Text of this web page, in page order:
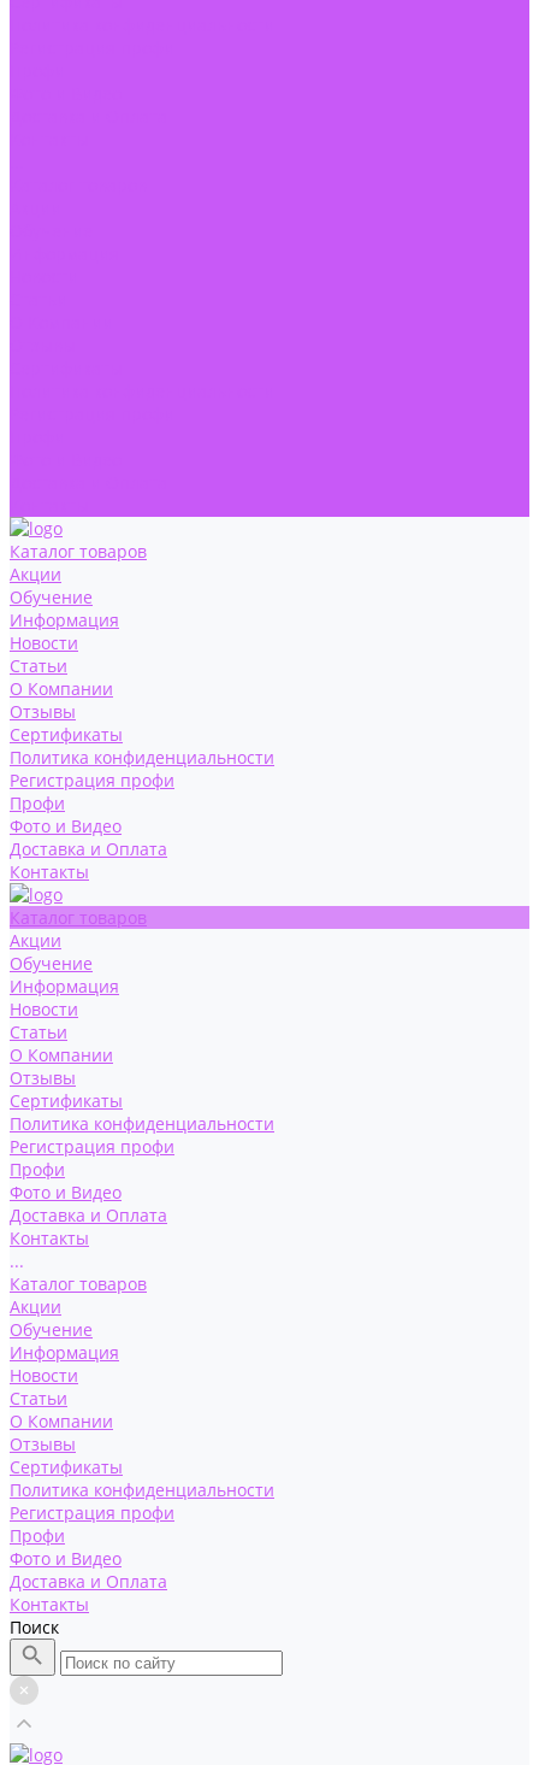
Каталог товаров
Акции
Обучение
Информация
Новости
Статьи
О Компании
Отзывы
Сертификаты
Политика конфиденциальности
Регистрация профи
Профи
Фото и Видео
Доставка и Оплата
Контакты
Каталог товаров
Акции
Обучение
Информация
Новости
Статьи
О Компании
Отзывы
Сертификаты
Политика конфиденциальности
Регистрация профи
Профи
Фото и Видео
Доставка и Оплата
Контакты
...
Каталог товаров
Акции
Обучение
Информация
Новости
Статьи
О Компании
Отзывы
Сертификаты
Политика конфиденциальности
Регистрация профи
Профи
Фото и Видео
Доставка и Оплата
Контакты
Поиск